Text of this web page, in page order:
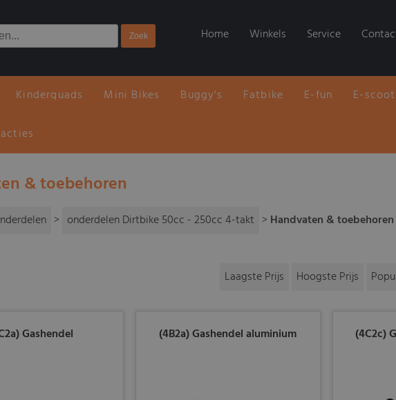
Home Winkels Service
Kinderquads Mini Bikes Buggy's Fatbike E-fun E-
& toebehoren
> onderdelen Dirtbike 50cc - 250cc 4-takt > Handvaten & toebehoren
Laagste Prijs Hoogste Prijs
Gashendel (4B2a) Gashendel aluminium (4C2c)